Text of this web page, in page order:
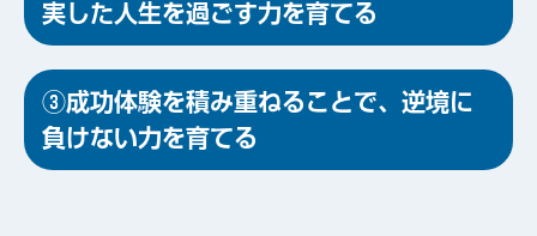
実した人生を過ごす力を育てる
③成功体験を積み重ねることで、逆境に
負けない力を育てる